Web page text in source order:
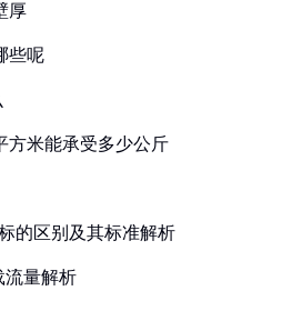
厚
些呢
方米能承受多少公斤
的区别及其标准解析
流量解析